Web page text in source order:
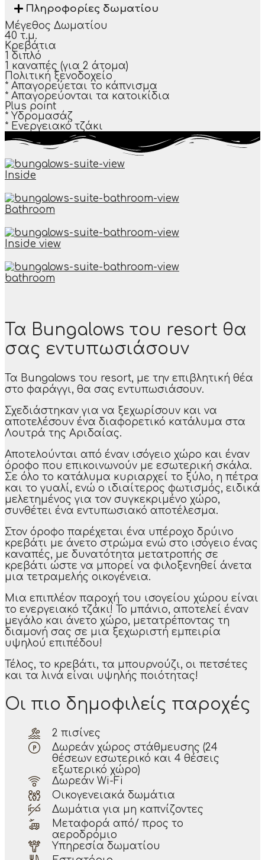
Πληροφορίες δωματίου
Μέγεθος Δωματίου
40 τ.μ.
Κρεβάτια
1 διπλό
1 καναπές (για 2 άτομα)
Πολιτική ξενοδοχείο
* Απαγορεύεται το κάπνισμα
* Απαγορεύονται τα κατοικίδια​
Plus point
* Υδρομασάζ
* Ενεργειακό τζάκι
Inside
Bathroom
Inside view
bathroom
Τα Bungalows του resort θα
σας εντυπωσιάσουν
Τα Bungalows του resort, με την επιβλητική θέα
στο φαράγγι, θα σας εντυπωσιάσουν.
Σχεδιάστηκαν για να ξεχωρίσουν και να
αποτελέσουν ένα διαφορετικό κατάλυμα στα
Λουτρά της Αριδαίας.
Αποτελούνται από έναν ισόγειο χώρο και έναν
όροφο που επικοινωνούν με εσωτερική σκάλα.
Σε όλο το κατάλυμα κυριαρχεί το ξύλο, η πέτρα
και το γυαλί, ενώ ο ιδιαίτερος φωτισμός, ειδικά
μελετημένος για τον συγκεκριμένο χώρο,
συνθέτει ένα εντυπωσιακό αποτέλεσμα.
Στον όροφο παρέχεται ένα υπέροχο δρύινο
κρεβάτι με άνετο στρώμα ενώ στο ισόγειο ένας
καναπές, με δυνατότητα μετατροπής σε
κρεβάτι ώστε να μπορεί να φιλοξενηθεί άνετα
μια τετραμελής οικογένεια.
Μια επιπλέον παροχή του ισογείου χώρου είναι
το ενεργειακό τζάκι! Το μπάνιο, αποτελεί έναν
μεγάλο και άνετο χώρο, μετατρέποντας τη
διαμονή σας σε μια ξεχωριστή εμπειρία
υψηλού επιπέδου!
Τέλος, το κρεβάτι, τα μπουρνούζι, οι πετσέτες
και τα λινά είναι υψηλής ποιότητας!
Οι πιο δημοφιλείς παροχές
2 πισίνες
Δωρεάν χώρος στάθμευσης (24
θέσεων εσωτερικό και 4 θέσεις
εξωτερικό χώρο)
Δωρεάν Wi-Fi
Οικογενειακά δωμάτια
Δωμάτια για μη καπνίζοντες
Μεταφορά από/ προς το
αεροδρόμιο
Υπηρεσία δωματίου